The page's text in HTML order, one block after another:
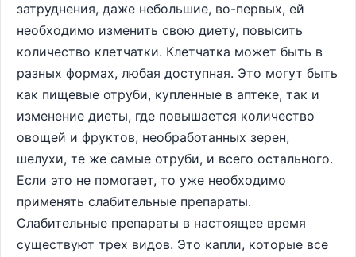
затруднения, даже небольшие, во-первых, ей
необходимо изменить свою диету, повысить
количество клетчатки. Клетчатка может быть в
разных формах, любая доступная. Это могут быть
как пищевые отруби, купленные в аптеке, так и
изменение диеты, где повышается количество
овощей и фруктов, необработанных зерен,
шелухи, те же самые отруби, и всего остального.
Если это не помогает, то уже необходимо
применять слабительные препараты.
Слабительные препараты в настоящее время
существуют трех видов. Это капли, которые все